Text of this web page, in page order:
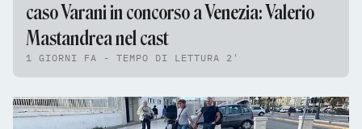
caso Varani in concorso a Venezia: Valerio
Mastandrea nel cast
1 GIORNI FA - TEMPO DI LETTURA 2'